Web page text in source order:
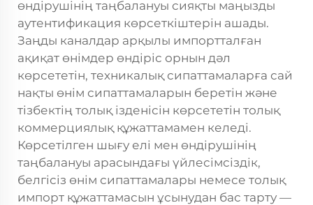
өндірушінің таңбалануы сияқты маңызды
аутентификация көрсеткіштерін ашады.
Заңды каналдар арқылы импортталған
ақиқат өнімдер өндіріс орнын дәл
көрсететін, техникалық сипаттамаларға сай
нақты өнім сипаттамаларын беретін және
тізбектің толық ізденісін көрсететін толық
коммерциялық құжаттамамен келеді.
Көрсетілген шығу елі мен өндірушінің
таңбалануы арасындағы үйлесімсіздік,
белгісіз өнім сипаттамалары немесе толық
импорт құжаттамасын ұсынудан бас тарту —